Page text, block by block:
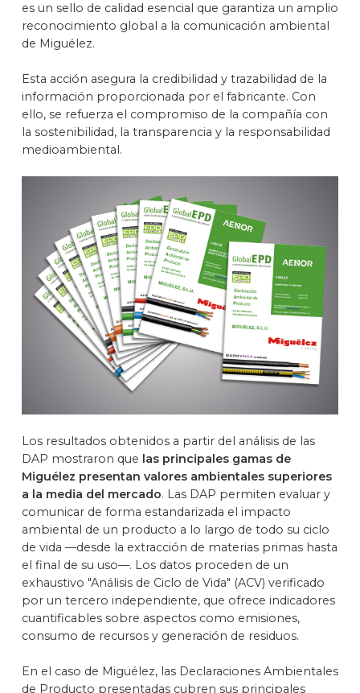
es un sello de calidad esencial que garantiza un amplio
reconocimiento global a la comunicación ambiental
de Miguélez.
Esta acción asegura la credibilidad y trazabilidad de la
información proporcionada por el fabricante. Con
ello, se refuerza el compromiso de la compañía con
la sostenibilidad, la transparencia y la responsabilidad
medioambiental.
Los resultados obtenidos a partir del análisis de las
DAP mostraron que las principales gamas de
Miguélez presentan valores ambientales superiores
a la media del mercado. Las DAP permiten evaluar y
comunicar de forma estandarizada el impacto
ambiental de un producto a lo largo de todo su ciclo
de vida —desde la extracción de materias primas hasta
el final de su uso—. Los datos proceden de un
exhaustivo "Análisis de Ciclo de Vida" (ACV) verificado
por un tercero independiente, que ofrece indicadores
cuantificables sobre aspectos como emisiones,
consumo de recursos y generación de residuos.
En el caso de Miguélez, las Declaracio­nes Ambientales
de Producto presentadas cubren sus principales